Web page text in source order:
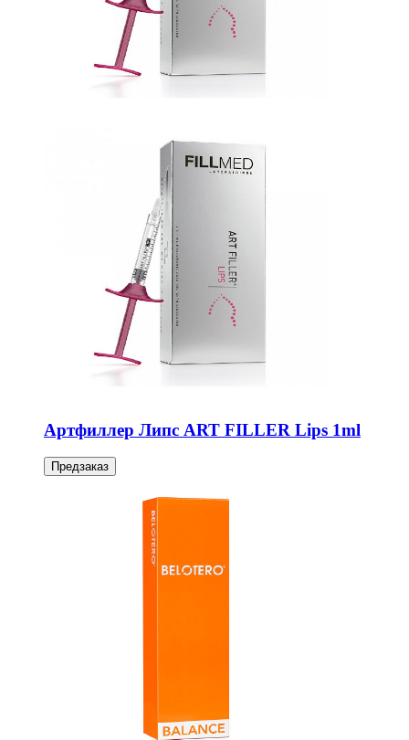
Артфиллер Липс ART FILLER Lips 1ml
Предзаказ